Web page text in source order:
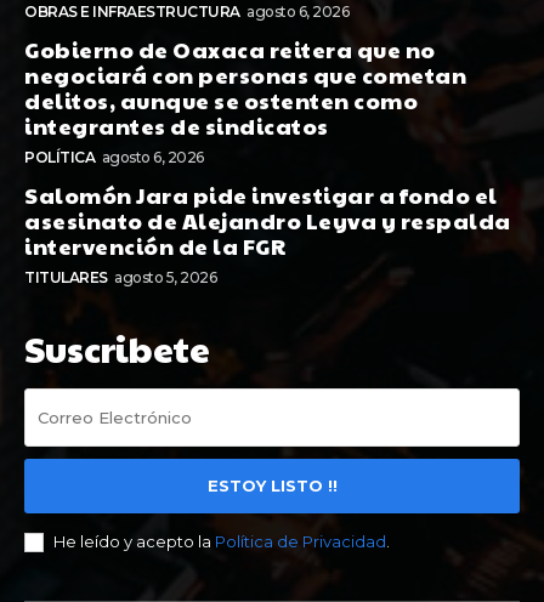
OBRAS E INFRAESTRUCTURA agosto 6, 2026
Gobierno de Oaxaca reitera que no
negociará con personas que cometan
delitos, aunque se ostenten como
integrantes de sindicatos
POLÍTICA agosto 6, 2026
Salomón Jara pide investigar a fondo el
asesinato de Alejandro Leyva y respalda
intervención de la FGR
TITULARES agosto 5, 2026
Suscribete
ESTOY LISTO !!
He leído y acepto la Política de Privacidad